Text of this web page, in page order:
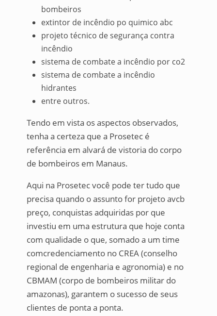
bombeiros
extintor de incêndio po quimico abc
projeto técnico de segurança contra
incêndio
sistema de combate a incêndio por co2
sistema de combate a incêndio
hidrantes
entre outros.
Tendo em vista os aspectos observados,
tenha a certeza que a Prosetec é
referência em alvará de vistoria do corpo
de bombeiros em Manaus.
Aqui na Prosetec você pode ter tudo que
precisa quando o assunto for projeto avcb
preço, conquistas adquiridas por que
investiu em uma estrutura que hoje conta
com qualidade o que, somado a um time
comcredenciamento no CREA (conselho
regional de engenharia e agronomia) e no
CBMAM (corpo de bombeiros militar do
amazonas), garantem o sucesso de seus
clientes de ponta a ponta.